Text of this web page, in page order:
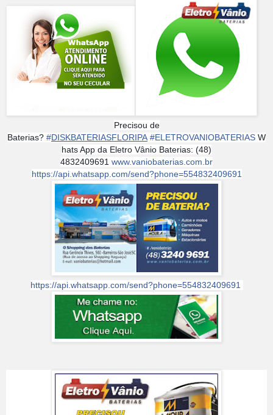
Precisou de
Baterias? #DISKBATERIASFLORIPA #ELETROVANIOBATERIAS W
hats App da Eletro Vânio Baterias: (48)
4832409691 www.vaniobaterias.com.br
https://api.whatsapp.com/send?phone=554832409691
https://api.whatsapp.com/send?phone=554832409691